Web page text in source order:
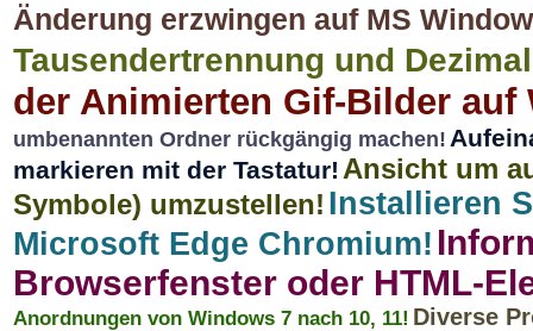
Änderung erzwingen auf MS
Tausendertrennung und
der Animierten Gif-Bilder auf
umbenannten Ordner rückgängig machen!
markieren mit der Tastatur! Ansicht um
Symbole) umzustellen! Installieren
Microsoft Edge Chromium!
Browserfenster oder HTML-
Anordnungen von Windows 7 nach 10, 11! Diverse